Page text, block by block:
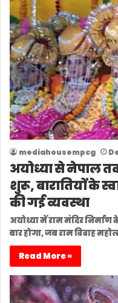
mediahousempcg
अयोध्या से नेपाल
शुरू, बारातियों के
की गई व्यवस्था
अयोध्या में राम मंदिर
बार होगा, जब राम विवाह
Read More »